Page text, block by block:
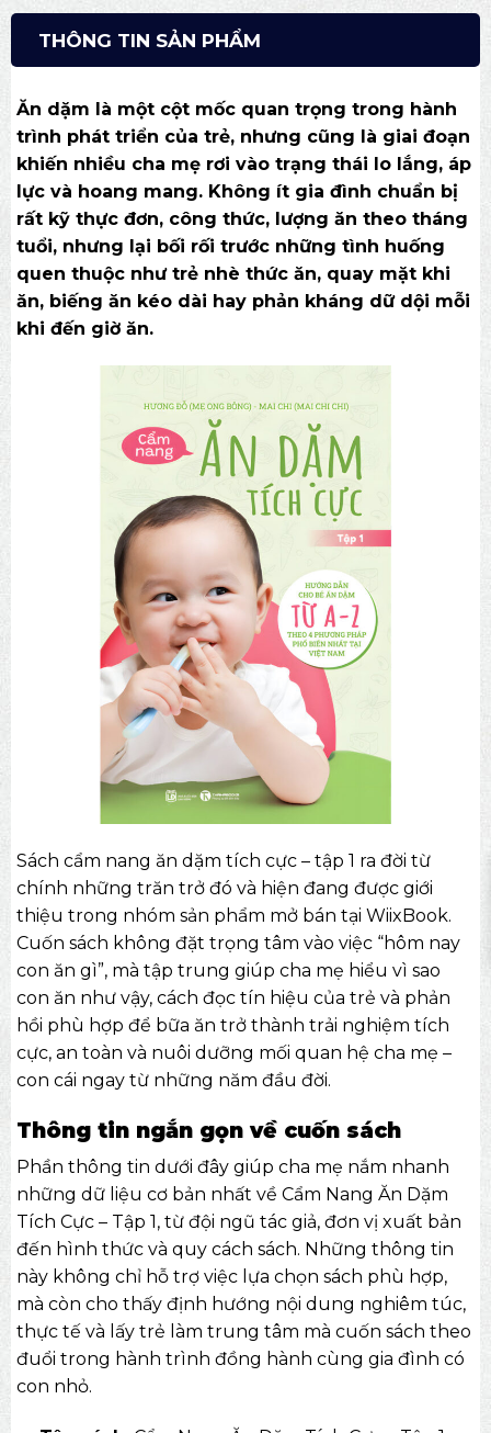
THÔNG TIN SẢN PHẨM
Ăn dặm là một cột mốc quan trọng trong hành
trình phát triển của trẻ, nhưng cũng là giai đoạn
khiến nhiều cha mẹ rơi vào trạng thái lo lắng, áp
lực và hoang mang. Không ít gia đình chuẩn bị
rất kỹ thực đơn, công thức, lượng ăn theo tháng
tuổi, nhưng lại bối rối trước những tình huống
quen thuộc như trẻ nhè thức ăn, quay mặt khi
ăn, biếng ăn kéo dài hay phản kháng dữ dội mỗi
khi đến giờ ăn.
Sách cẩm nang ăn dặm tích cực – tập 1 ra đời từ
chính những trăn trở đó và hiện đang được giới
thiệu trong nhóm sản phẩm mở bán tại WiixBook.
Cuốn sách không đặt trọng tâm vào việc “hôm nay
con ăn gì”, mà tập trung giúp cha mẹ hiểu vì sao
con ăn như vậy, cách đọc tín hiệu của trẻ và phản
hồi phù hợp để bữa ăn trở thành trải nghiệm tích
cực, an toàn và nuôi dưỡng mối quan hệ cha mẹ –
con cái ngay từ những năm đầu đời.
Thông tin ngắn gọn về cuốn sách
Phần thông tin dưới đây giúp cha mẹ nắm nhanh
những dữ liệu cơ bản nhất về Cẩm Nang Ăn Dặm
Tích Cực – Tập 1, từ đội ngũ tác giả, đơn vị xuất bản
đến hình thức và quy cách sách. Những thông tin
này không chỉ hỗ trợ việc lựa chọn sách phù hợp,
mà còn cho thấy định hướng nội dung nghiêm túc,
thực tế và lấy trẻ làm trung tâm mà cuốn sách theo
đuổi trong hành trình đồng hành cùng gia đình có
con nhỏ.